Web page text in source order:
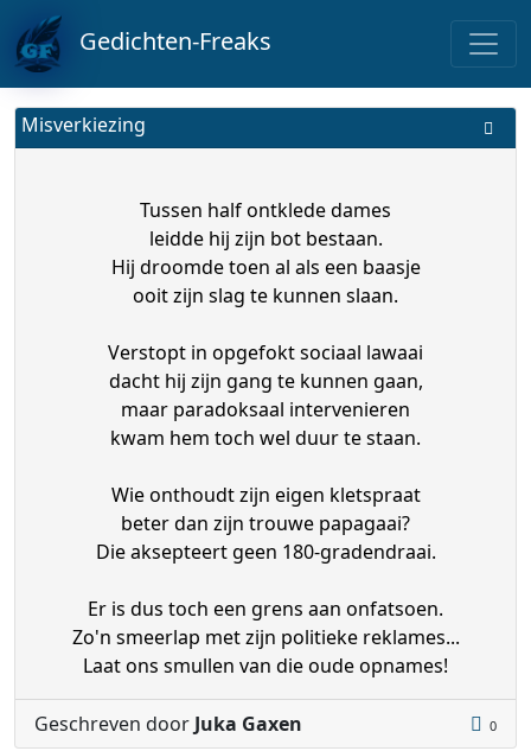
Gedichten-Freaks
Misverkiezing
Tussen half ontklede dames
leidde hij zijn bot bestaan.
Hij droomde toen al als een baasje
ooit zijn slag te kunnen slaan.
Verstopt in opgefokt sociaal lawaai
dacht hij zijn gang te kunnen gaan,
maar paradoksaal intervenieren
kwam hem toch wel duur te staan.
Wie onthoudt zijn eigen kletspraat
beter dan zijn trouwe papagaai?
Die aksepteert geen 180-gradendraai.
Er is dus toch een grens aan onfatsoen.
Zo'n smeerlap met zijn politieke reklames...
Laat ons smullen van die oude opnames!
Geschreven door Juka Gaxen 0